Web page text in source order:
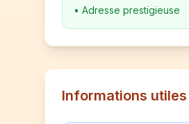
• Adresse prestigieuse
Informations utiles